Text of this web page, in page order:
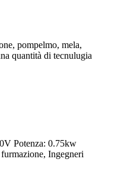
pompelmo, mela,
quantità di tecnulugia
Potenza: 0.75kw
Ingegneri